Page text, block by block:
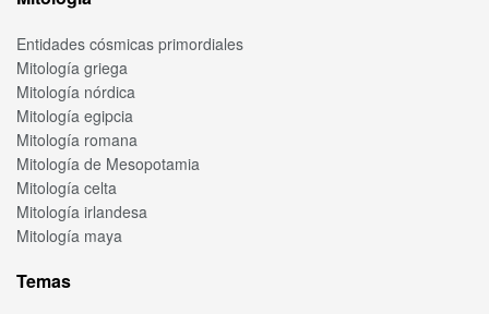
Entidades cósmicas primordiales
Mitología griega
Mitología nórdica
Mitología egipcia
Mitología romana
Mitología de Mesopotamia
Mitología celta
Mitología irlandesa
Mitología maya
Temas